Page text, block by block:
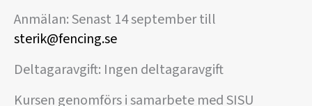
Anmälan: Senast 14 september till
sterik@fencing.se
Deltagaravgift: Ingen deltagaravgift
Kursen genomförs i samarbete med SISU